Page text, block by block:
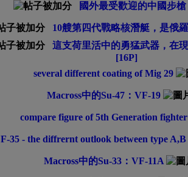
國外最受歡迎的中國步
10艘第四代戰略核潛艇，是俄
這支荷里活中的勇猛武器，在
[16P]
several different coating of Mig 29
Macross中的Su-47：VF-19
compare figure of 5th Generation fighter
F-35 - the diffrernt outlook between type
Macross中的Su-33：VF-11A